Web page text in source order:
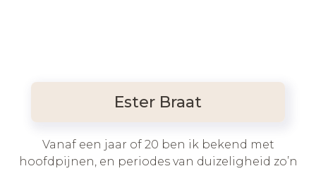
Ester Braat
Vanaf een jaar of 20 ben ik bekend met
hoofdpijnen, en periodes van duizeligheid zo’n